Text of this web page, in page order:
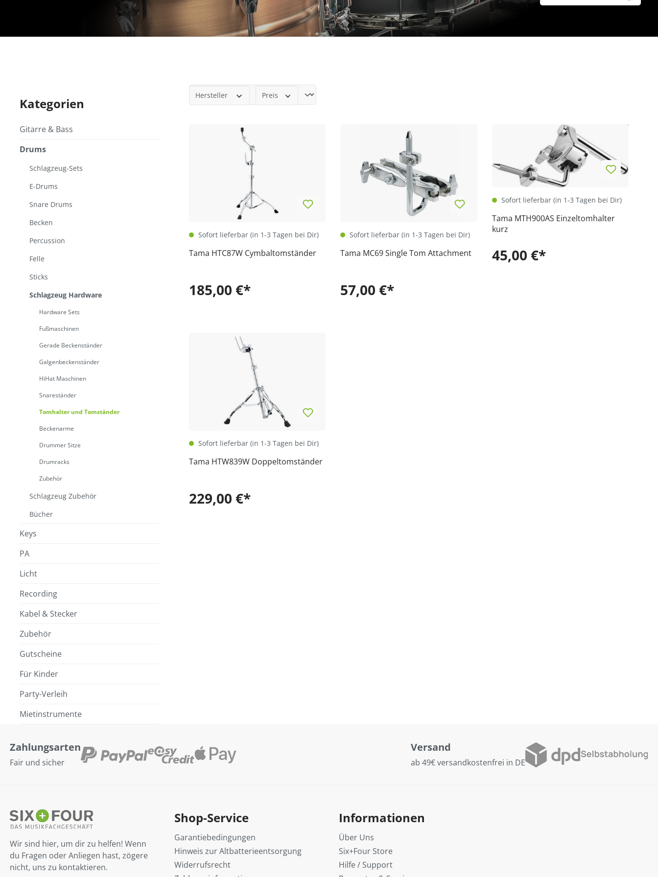
Kategorien
Gitarre & Bass
Drums
Schlagzeug-Sets
E-Drums
Snare Drums
Becken
Percussion
Felle
Sticks
Schlagzeug Hardware
Hardware Sets
Fußmaschinen
Gerade Beckenständer
Galgenbeckenständer
HiHat Maschinen
Snareständer
Tomhalter und Tomständer
Beckenarme
Drummer Sitze
Drumracks
Zubehör
Schlagzeug Zubehör
Bücher
Keys
PA
Licht
Recording
Kabel & Stecker
Zubehör
Gutscheine
Für Kinder
Party-Verleih
Mietinstrumente
Hersteller Preis
Sofort lieferbar (in 1-3 Tagen bei Dir)
Tama HTC87W Cymbaltomständer
185,00 €*
Sofort lieferbar (in 1-3 Tagen bei Dir)
Tama MC69 Single Tom Attachment
57,00 €*
Sofort lieferbar (in 1-3 Tagen bei Dir)
Tama MTH900AS Einzeltomhalter
kurz
45,00 €*
Sofort lieferbar (in 1-3 Tagen bei Dir)
Tama HTW839W Doppeltomständer
229,00 €*
Zahlungsarten
Fair und sicher
Versand
ab 49€ versandkostenfrei in DE
Wir sind hier, um dir zu helfen! Wenn
du Fragen oder Anliegen hast, zögere
nicht, uns zu kontaktieren.
Shop-Service
Garantiebedingungen
Hinweis zur Altbatterieentsorgung
Widerrufsrecht
Informationen
Über Uns
Six+Four Store
Hilfe / Support